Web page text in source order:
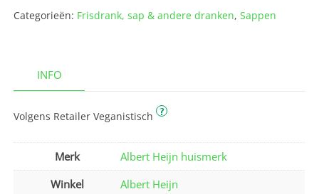
Categorieën: Frisdrank, sap & andere dranken,Sappen
INFO
Volgens Retailer Veganistisch ?
Merk
Albert Heijn huismerk
Winkel
Albert Heijn